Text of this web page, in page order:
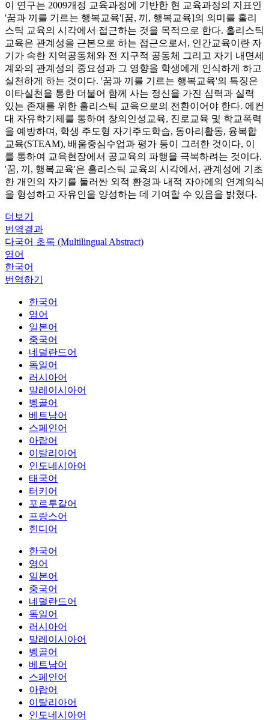
이 연구는 2009개정 교육과정에 기반한 현 교육과정의 지표인
'꿈과 끼를 기르는 행복교육'[꿈, 끼, 행복교육]의 의미를 홀리
스틱 교육의 시각에서 접근하는 것을 목적으로 한다. 홀리스틱
교육은 관계성을 근본으로 하는 접근으로서, 인간교육이란 자
기가 속한 지역공동체와 전 지구적 공동체 그리고 자기 내면세
계와의 관계성의 중요성과 그 영향을 학생에게 인식하게 하고
실천하게 하는 것이다. '꿈과 끼를 기르는 행복교육'의 특징은
이타실천을 통한 더불어 함께 사는 정신을 가진 심력과 실력
있는 존재를 위한 홀리스틱 교육으로의 전환이어야 한다. 에컨
대 자유학기제를 통하여 창의인성교육, 진로교육 및 학교폭력
을 예방하며, 학생 주도형 자기주도학습, 동아리활동, 융복합
교육(STEAM), 배움중심수업과 평가 등이 그러한 것이다, 이
를 통하여 교육현장에서 공교육의 파행을 극복하려는 것이다.
'꿈, 끼, 행복교육'은 홀리스틱 교육의 시각에서, 관계성에 기초
한 개인의 자기를 둘러싼 외적 환경과 내적 자아에의 연계의식
을 형성하고 자유인을 양성하는 데 기여할 수 있음을 밝혔다.
더보기
번역결과
다국어 초록 (Multilingual Abstract)
영어
한국어
번역하기
한국어
영어
일본어
중국어
네덜란드어
독일어
러시아어
말레이시아어
벵골어
베트남어
스페인어
아랍어
이탈리아어
인도네시아어
태국어
터키어
포르투갈어
프랑스어
힌디어
한국어
영어
일본어
중국어
네덜란드어
독일어
러시아어
말레이시아어
벵골어
베트남어
스페인어
아랍어
이탈리아어
인도네시아어